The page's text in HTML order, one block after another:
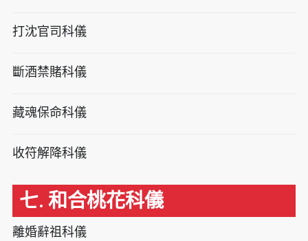
打沈官司科儀
斷酒禁賭科儀
藏魂保命科儀
收符解降科儀
七. 和合桃花科儀
離婚辭祖科儀